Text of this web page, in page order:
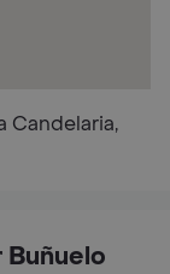
Candelaria,